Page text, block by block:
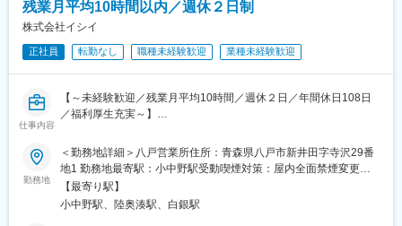
正な評価・行動と成果に見合った評価を行うことを大切にしてお
ります。
そのため、コンピテンシー（プロセス評価）とMBO（数値評価）
による評価制度を採用しており、結果ばかりではなく過程にも目
を向けて、社員の評価を行っております。
■働き方：
・週休：シフトによる週2日制です。※シフトの都合により、1日
・転勤：当面の間なし（年に一回希望を取り、社員の方と相談を
しながら決めております。）
変更の範囲：会社の定める業務
残業月平均10時間以内／週休２日制
株式会社イシイ
正社員 転勤なし 職種未経験歓迎 業種未経験歓迎
仕事内容
【～未経験歓迎／残業月平均10時間／週休２日／年間休日108日
／福利厚生充実～】
1969年創業以来、肉用鶏の種鶏と孵卵の生産を中心に事業を展開
する当社にて、設備の保守、メンテナンスをお任せします。
■業務詳細：
・鶏舎設備の定期メンテナンス、保全
・部材持ち込み、修理 等
勤務地
＜勤務地詳細＞八戸営業所住所：青森県八戸市新井田字寺沢29番
地1 勤務地最寄駅：小中野駅受動喫煙対策：屋内全面禁煙変更の
範囲：無
【最寄り駅】
小中野駅、陸奥湊駅、白銀駅